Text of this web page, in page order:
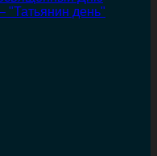
"Татьянин день"